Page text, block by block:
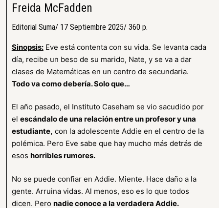
Freida McFadden
Editorial Suma/ 17 Septiembre 2025/ 360 p.
Sinopsis:Eve está contenta con su vida. Se levanta cada
día, recibe un beso de su marido, Nate, y se va a dar
clases de Matemáticas en un centro de secundaria.
Todo va como debería. Solo que…
El año pasado, el Instituto Caseham se vio sacudido por
el escándalo de una relación entre un profesor y una
estudiante, con la adolescente Addie en el centro de la
polémica. Pero Eve sabe que hay mucho más detrás de
esos horribles rumores.
No se puede confiar en Addie. Miente. Hace daño a la
gente. Arruina vidas. Al menos, eso es lo que todos
dicen. Pero nadie conoce a la verdadera Addie.